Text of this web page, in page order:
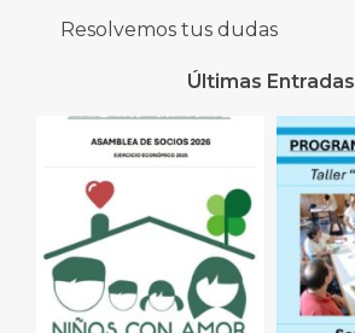
Resolvemos tus dudas
Últimas Entradas